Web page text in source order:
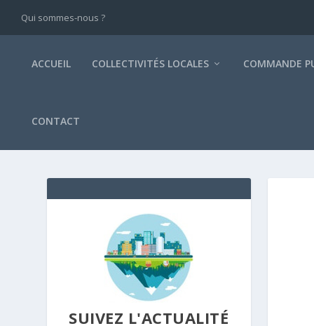
Qui sommes-nous ?
ACCUEIL COLLECTIVITÉS LOCALES COMMANDE
CONTACT
SUIVEZ L'ACTUALITÉ